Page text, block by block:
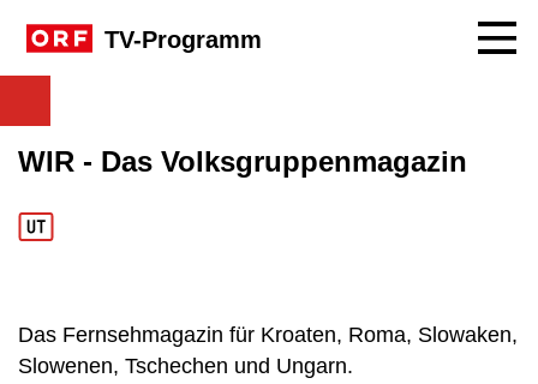
TV-Programm
WIR - Das Volksgruppenmagazin
Das Fernsehmagazin für Kroaten, Roma, Slowaken,
Slowenen, Tschechen und Ungarn.